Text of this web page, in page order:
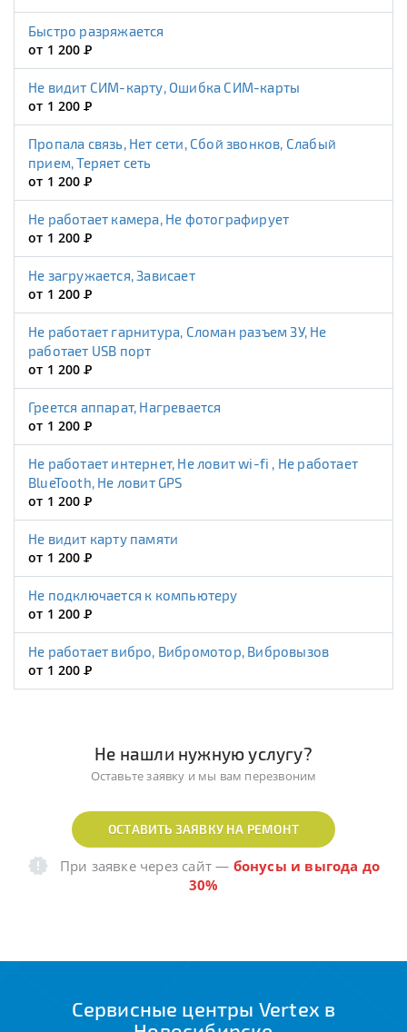
Быстро разряжается
от 1 200Р
Не видит СИМ-карту, Ошибка СИМ-карты
от 1 200Р
Пропала связь, Нет сети, Сбой звонков, Слабый
прием, Теряет сеть
от 1 200Р
Не работает камера, Не фотографирует
от 1 200Р
Не загружается, Зависает
от 1 200Р
Не работает гарнитура, Сломан разъем ЗУ, Не
работает USB порт
от 1 200Р
Греется аппарат, Нагревается
от 1 200Р
Не работает интернет, Не ловит wi-fi , Не работает
BlueTooth, Не ловит GPS
от 1 200Р
Не видит карту памяти
от 1 200Р
Не подключается к компьютеру
от 1 200Р
Не работает вибро, Вибромотор, Вибровызов
от 1 200Р
Не нашли нужную услугу?
Оставьте заявку и мы вам перезвоним
ОСТАВИТЬ ЗАЯВКУ НА РЕМОНТ
При заявке через сайт— бонусы и выгода до
30%
Сервисные центры Vertex в